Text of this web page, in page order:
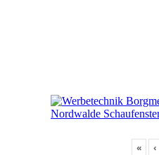
« ‹